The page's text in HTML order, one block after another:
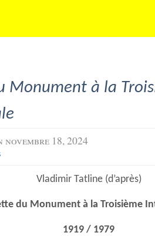
Monument à la
novembre 18, 2024
Vladimir Tatline (d’après)
du Monument à la Troisième
1919 / 1979